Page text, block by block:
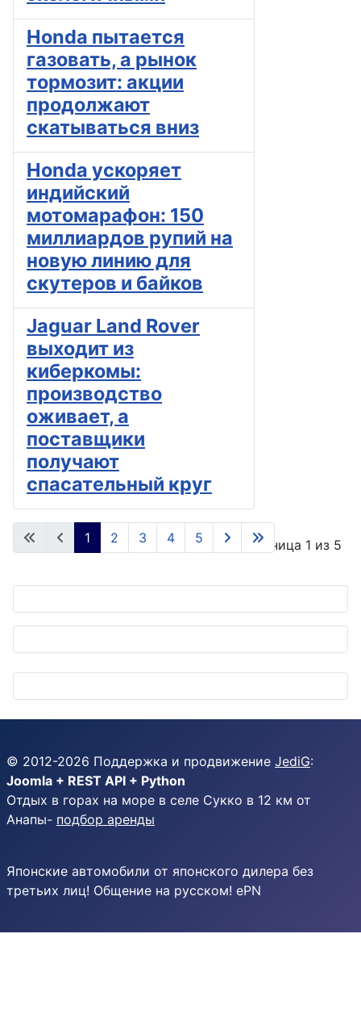
Honda пытается
газовать, а рынок
тормозит: акции
продолжают
скатываться вниз
Honda ускоряет
индийский
мотомарафон: 150
миллиардов рупий на
новую линию для
скутеров и байков
Jaguar Land Rover
выходит из
киберкомы:
производство
оживает, а
поставщики
получают
спасательный круг
Страница 1 из 5
1 2 3 4 5
© 2012-2026 Поддержка и продвижение JediG:
Joomla + REST API + Python
Отдых в горах на море в селе Сукко в 12 км от
Анапы- подбор аренды
Японские автомобили от японского дилера без
третьих лиц! Общение на русском! ePN